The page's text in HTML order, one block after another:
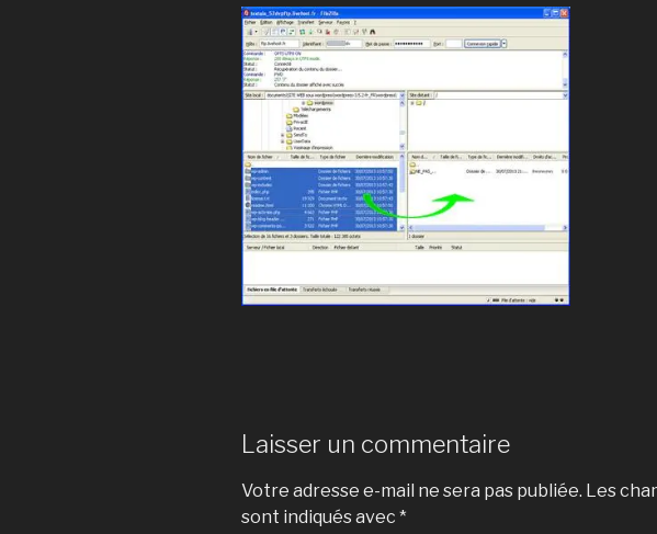
Laisser un commentaire
Votre adresse e-mail ne sera pas publiée. Les
sont indiqués avec *